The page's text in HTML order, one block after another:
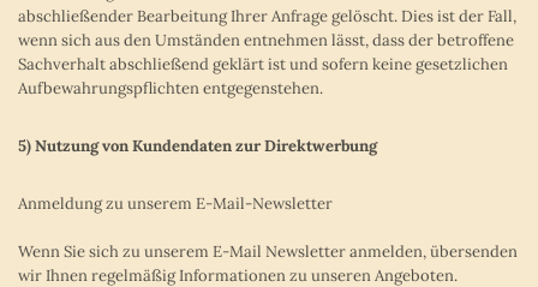
abschließender Bearbeitung Ihrer Anfrage gelöscht. Dies ist der Fall,
wenn sich aus den Umständen entnehmen lässt, dass der betroffene
Sachverhalt abschließend geklärt ist und sofern keine gesetzlichen
Aufbewahrungspflichten entgegenstehen.
5) Nutzung von Kundendaten zur Direktwerbung
Anmeldung zu unserem E-Mail-Newsletter
Wenn Sie sich zu unserem E-Mail Newsletter anmelden, übersenden
wir Ihnen regelmäßig Informationen zu unseren Angeboten.